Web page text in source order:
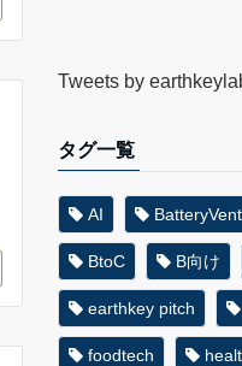
Tweets by
タグ一覧
AI
BtoC B向け
earthkey pitch
foodtech